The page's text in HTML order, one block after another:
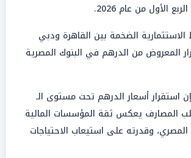
الأول من عام 2026.
الاستثمارية الضخمة بين القاهرة ودبي
المعروض من الدرهم في البنوك المصرية
استقرار أسعار الدرهم تحت مستوى الـ
أغلب المصارف يعكس ثقة المؤسسات المالية
وقدرته على استيعاب الاحتياجات